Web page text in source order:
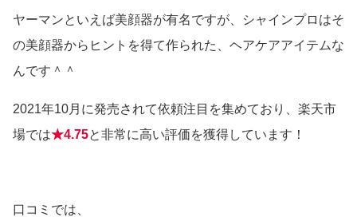
ヤーマンといえば美顔器が有名ですが、シャインプロはそ
の美顔器からヒントを得て作られた、ヘアケアアイテムな
んです＾＾
2021年10月に発売されて依頼注目を集めており、楽天市
場では★4.75と非常に高い評価を獲得しています！
口コミでは、